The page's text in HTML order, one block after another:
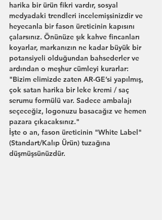
harika bir ürün fikri vardır, sosyal
medyadaki trendleri incelemişsinizdir ve
heyecanla bir fason üreticinin kapısını
çalarsınız. Önünüze şık kahve fincanları
koyarlar, markanızın ne kadar büyük bir
potansiyeli olduğundan bahsederler ve
ardından o meşhur cümleyi kurarlar:
"Bizim elimizde zaten AR-GE’si yapılmış,
çok satan harika bir leke kremi / saç
serumu formülü var. Sadece ambalajı
seçeceğiz, logonuzu basacağız ve hemen
pazara çıkacaksınız."
İşte o an, fason üreticinin "White Label"
(Standart/Kalıp Ürün) tuzağına
düşmüşsünüzdür.